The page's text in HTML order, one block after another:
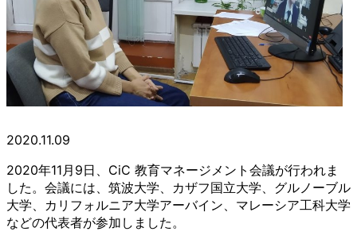
2020.11.09
2020年11月9日、CiC 教育マネージメント会議が行われま
した。会議には、筑波大学、カザフ国立大学、グルノーブル
大学、カリフォルニア大学アーバイン、マレーシア工科大学
などの代表者が参加しました。